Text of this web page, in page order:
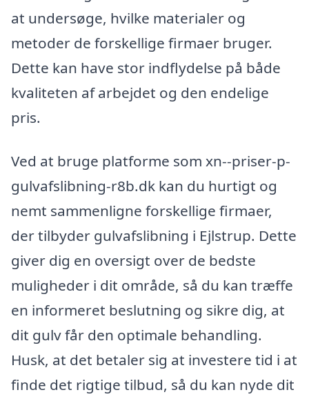
at undersøge, hvilke materialer og
metoder de forskellige firmaer bruger.
Dette kan have stor indflydelse på både
kvaliteten af arbejdet og den endelige
pris.
Ved at bruge platforme som xn--priser-p-
gulvafslibning-r8b.dk kan du hurtigt og
nemt sammenligne forskellige firmaer,
der tilbyder gulvafslibning i Ejlstrup. Dette
giver dig en oversigt over de bedste
muligheder i dit område, så du kan træffe
en informeret beslutning og sikre dig, at
dit gulv får den optimale behandling.
Husk, at det betaler sig at investere tid i at
finde det rigtige tilbud, så du kan nyde dit